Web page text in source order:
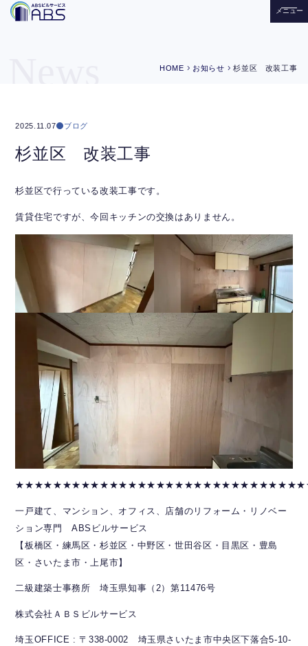
メニュー
HOME chevron_right お知らせ chevron_right杉並区 改装工事
2025.11.07 ブログ
杉並区 改装工事
杉並区で行っている改装工事です。
賃貸住宅ですが、今回キッチンの交換はありません。
一戸建て、マンション、オフィス、店舗のリフォーム・リノベー
ション専門 ABSビルサービス
【板橋区・練馬区・杉並区・中野区・世田谷区・目黒区・豊島
区・さいたま市・上尾市】
二級建築士事務所 埼玉県知事（2）第11476号
株式会社ＡＢＳビルサービス
埼玉OFFICE : 〒338-0002 埼玉県さいたま市中央区下落合5-10-